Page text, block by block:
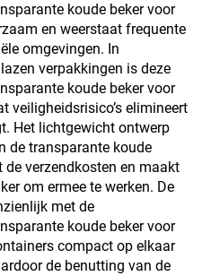
koude beker voor
en weerstaat frequente
omgevingen. In
verpakkingen is deze
koude beker voor
veiligheidsrisico’s elimineert
Het lichtgewicht ontwerp
de transparante koude
de verzendkosten en maakt
om ermee te werken. De
met de
koude beker voor
compact op elkaar
de benutting van de